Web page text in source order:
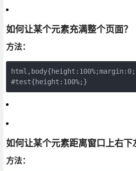
如何让某个元素充满整个页面？
方法：
#test{height:100%;}
如何让某个元素距离窗口上右下
方法：